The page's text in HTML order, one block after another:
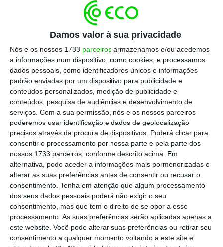
Damos valor à sua privacidade
Nós e os nossos 1733 parceiros armazenamos e/ou acedemos
a informações num dispositivo, como cookies, e processamos
dados pessoais, como identificadores únicos e informações
padrão enviadas por um dispositivo para publicidade e
conteúdos personalizados, medição de publicidade e
conteúdos, pesquisa de audiências e desenvolvimento de
serviços. Com a sua permissão, nós e os nossos parceiros
poderemos usar identificação e dados de geolocalização
precisos através da procura de dispositivos. Poderá clicar para
consentir o processamento por nossa parte e pela parte dos
nossos 1733 parceiros, conforme descrito acima. Em
alternativa, pode aceder a informações mais pormenorizadas e
alterar as suas preferências antes de consentir ou recusar o
consentimento. Tenha em atenção que algum processamento
dos seus dados pessoais poderá não exigir o seu
consentimento, mas que tem o direito de se opor a esse
processamento. As suas preferências serão aplicadas apenas a
este website. Você pode alterar suas preferências ou retirar seu
consentimento a qualquer momento voltando a este site e
https://eco.sapo.pt/quote/porta-voz-do-novo-banco-esta-descida-e-um-processo-de-alinhamento-as-taxas-de-25/ Copiar
Assine o ECO Premium
No momento em que a informação é
mais importante do que nunca, apoie
o jornalismo independente e rigoroso.
De que forma? Assine o ECO Premium e
tenha acesso a notícias exclusivas, à
opinião que conta, às reportagens e
especiais que mostram o outro lado da
história.
Esta assinatura é uma forma de apoiar